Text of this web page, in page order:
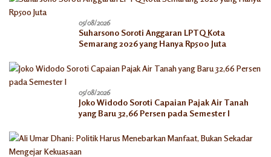
05/08/2026
Suharsono Soroti Anggaran LPTQ Kota
Semarang 2026 yang Hanya Rp500 Juta
05/08/2026
Joko Widodo Soroti Capaian Pajak Air Tanah
yang Baru 32,66 Persen pada Semester I